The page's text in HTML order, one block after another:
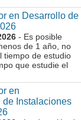
en Desarrollo de
- Es posible
de 1 año, no
tiempo de estudio
que estudie el
en
de Instalaciones